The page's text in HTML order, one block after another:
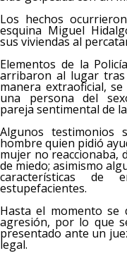
Los hechos
esquina Miguel
sus viviendas al
Elementos de la
arribaron al lugar
manera extraoficial,
una persona del
pareja sentimental de
Algunos testimonios
hombre quien pidió
mujer no reaccionaba,
de miedo; asimismo
características de
estupefacientes.
Hasta el momento se
agresión, por lo que
presentado ante un
legal.